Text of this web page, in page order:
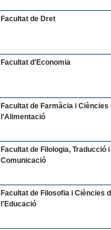
Facultat de Dret
Facultat d'Economia
Facultat de Farmàcia i Ciències
l'Alimentació
Facultat de Filologia, Traducció i
Comunicació
Facultat de Filosofia i Ciències
l'Educació